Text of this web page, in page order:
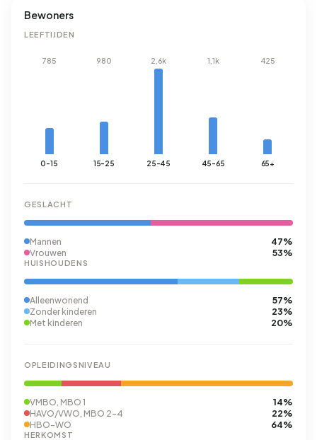
Bewoners
LEEFTIJDEN
785
0-15
980
15-25
2,6k
25-45
1,1k
45-65
425
65+
GESLACHT
Mannen 47%
Vrouwen 53%
HUISHOUDENS
Alleenwonend 57%
Zonder kinderen 23%
Met kinderen 20%
OPLEIDINGSNIVEAU
VMBO, MBO 1 14%
HAVO/VWO, MBO 2-4 22%
HBO-WO 64%
HERKOMST